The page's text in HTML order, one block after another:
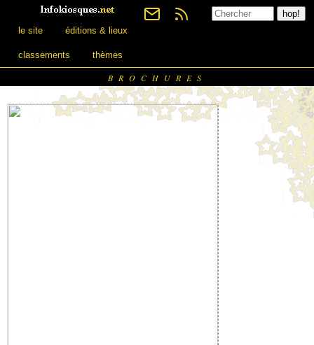
le site éditions & lieux
classements thèmes
BROCHURES